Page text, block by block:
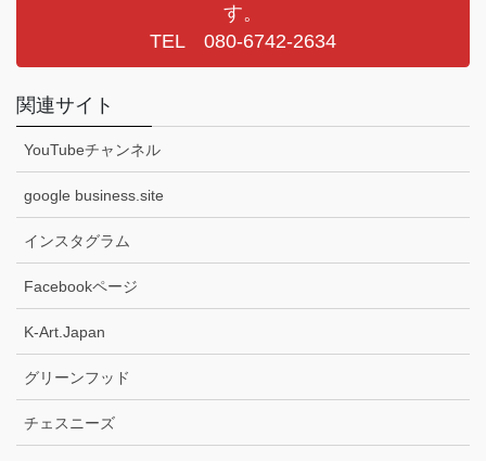
す。
TEL 080-6742-2634
関連サイト
YouTubeチャンネル
google business.site
インスタグラム
Facebookページ
K-Art.Japan
グリーンフッド
チェスニーズ